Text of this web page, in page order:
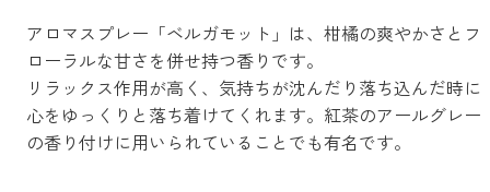
ストレケアアロマ
リラックスタイム
アロマスプレー「ベルガモット」は、柑橘の爽やかさとフ
ローラルな甘さを併せ持つ香りです。
リラックス作用が高く、気持ちが沈んだり落ち込んだ時に
心をゆっくりと落ち着けてくれます。紅茶のアールグレー
の香り付けに用いられていることでも有名です。